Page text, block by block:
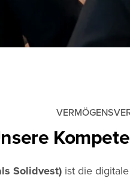
Solidvest) ist die